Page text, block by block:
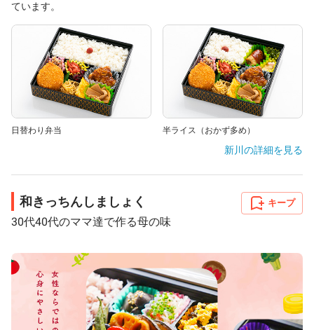
ています。
日替わり弁当 半ライス（おかず多め）
新川 の詳細を見る
和きっちんしましょく
30代40代のママ達で作る母の味
キープ